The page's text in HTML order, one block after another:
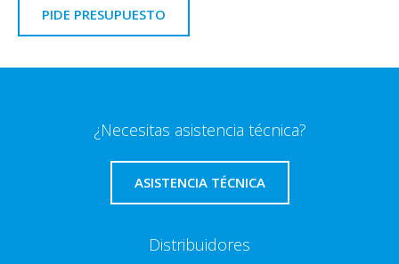
PIDE PRESUPUESTO
¿Necesitas asistencia técnica?
ASISTENCIA TÉCNICA
Distribuidores